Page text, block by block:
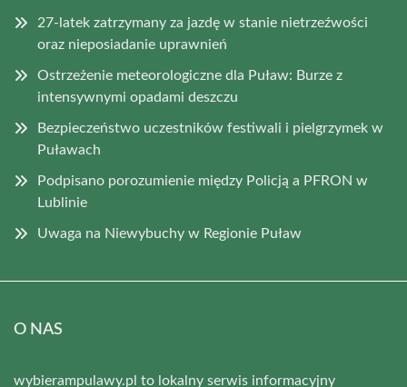
27-latek zatrzymany za jazdę w stanie nietrzeźwości
oraz nieposiadanie uprawnień
Ostrzeżenie meteorologiczne dla Puław: Burze z
intensywnymi opadami deszczu
Bezpieczeństwo uczestników festiwali i pielgrzymek w
Puławach
Podpisano porozumienie między Policją a PFRON w
Lublinie
Uwaga na Niewybuchy w Regionie Puław
O NAS
wybierampulawy.pl to lokalny serwis informacyjny